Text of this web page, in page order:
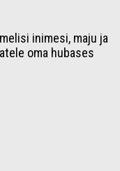
inimesi, maju ja
oma hubases